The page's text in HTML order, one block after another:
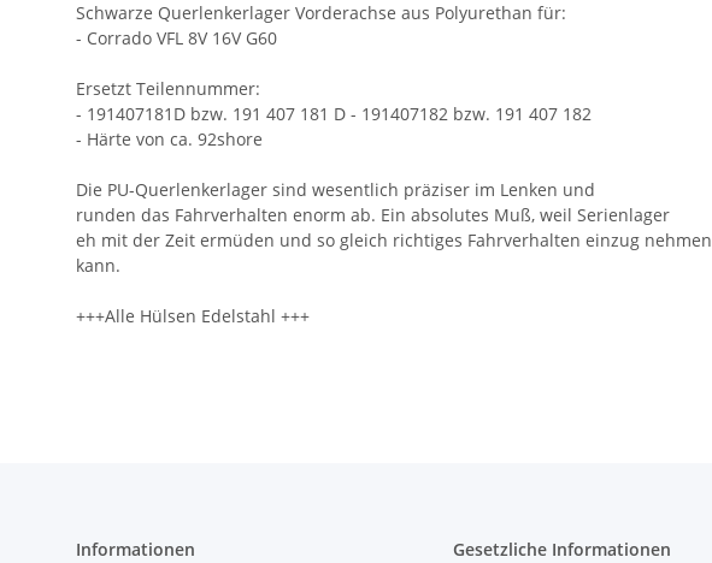
Schwarze Querlenkerlager Vorderachse aus Polyurethan für:
- Corrado VFL 8V 16V G60
Ersetzt Teilennummer:
- 191407181D bzw. 191 407 181 D - 191407182 bzw. 191 407 182
- Härte von ca. 92shore
Die PU-Querlenkerlager sind wesentlich präziser im Lenken und
runden das Fahrverhalten enorm ab. Ein absolutes Muß, weil Serienlager
eh mit der Zeit ermüden und so gleich richtiges Fahrverhalten einzug nehmen
kann.
+++Alle Hülsen Edelstahl +++
Informationen Gesetzliche Informationen